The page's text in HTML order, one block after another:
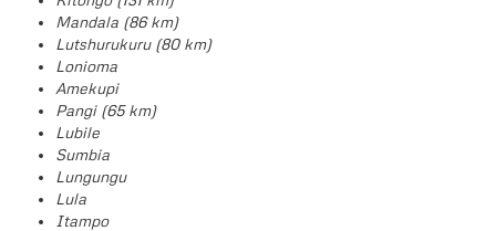
Mandala (86 km)
Lutshurukuru (80 km)
Lonioma
Amekupi
Pangi (65 km)
Lubile
Sumbia
Lungungu
Lula
Itampo